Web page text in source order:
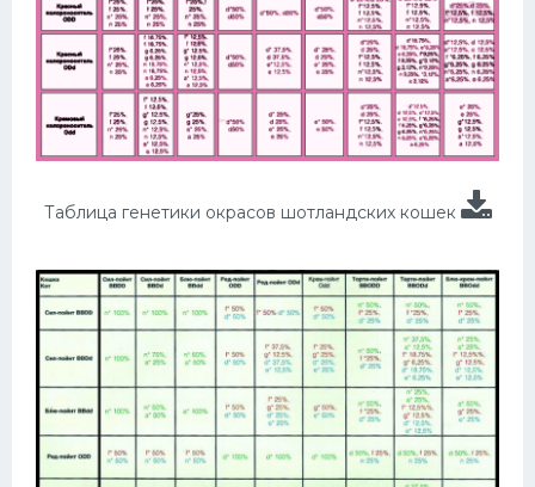
Таблица генетики окрасов шотландских кошек